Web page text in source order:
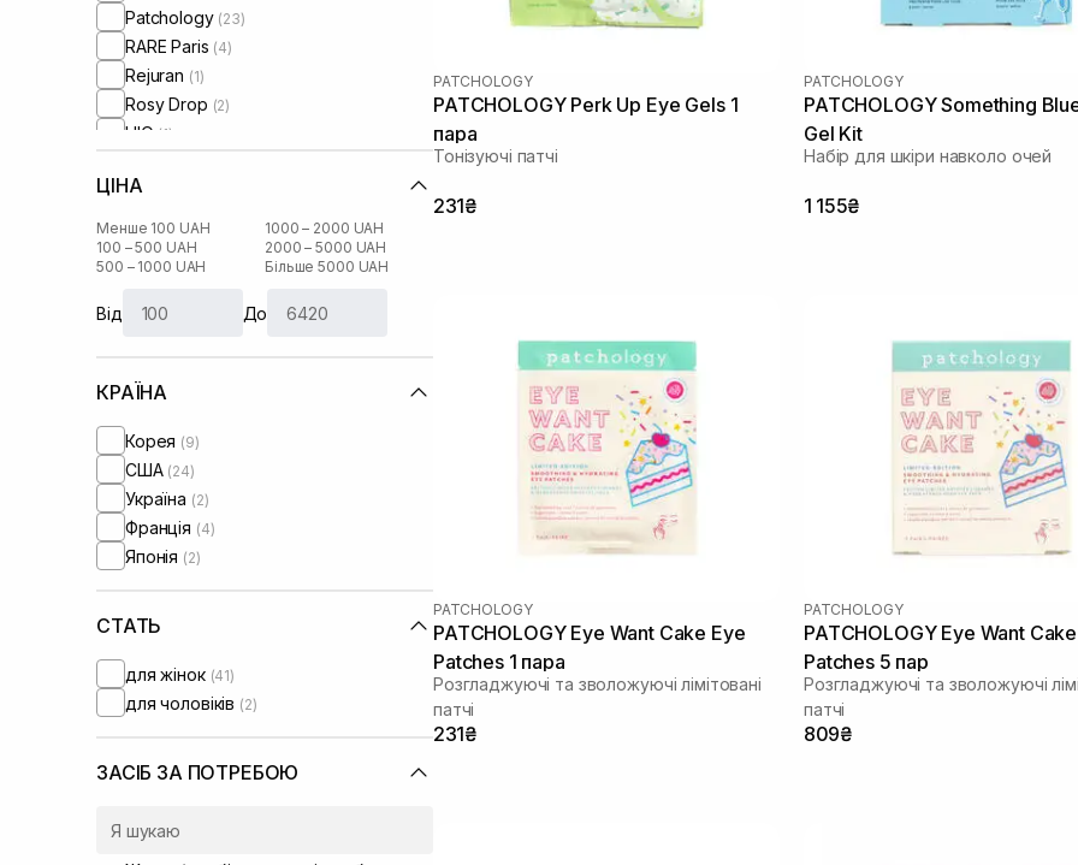
Patchology (23)
RARE Paris (4)
Rejuran (1)
Rosy Drop (2)
UIQ (1)
ЦІНА
Менше 100 UAH
100 – 500 UAH
500 – 1000 UAH
1000 – 2000 UAH
2000 – 5000 UAH
Більше 5000 UAH
Від До
КРАЇНА
Корея (9)
США (24)
Україна (2)
Франція (4)
Японія (2)
СТАТЬ
для жінок (41)
для чоловіків (2)
ЗАСІБ ЗА ПОТРЕБОЮ
PATCHOLOGY
PATCHOLOGY Perk Up Eye Gels 1
пара
Тонізуючі патчі
231₴
PATCHOLOGY
PATCHOLOGY Something
Gel Kit
Набір для шкіри навколо очей
1 155₴
PATCHOLOGY
PATCHOLOGY Eye Want Cake Eye
Patches 1 пара
Розгладжуючі та зволожуючі лімітовані
патчі
231₴
PATCHOLOGY
PATCHOLOGY Eye Want
Patches 5 пар
Розгладжуючі та зволожуючі
патчі
809₴